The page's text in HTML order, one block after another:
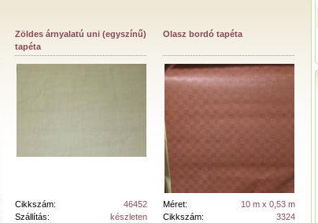
Zöldes árnyalatú uni (egyszínű)
tapéta
Cikkszám:
46452
Szállítás:
készleten
Olasz bordó tapéta
Méret:
10 m x 0,53 m
Cikkszám:
3324